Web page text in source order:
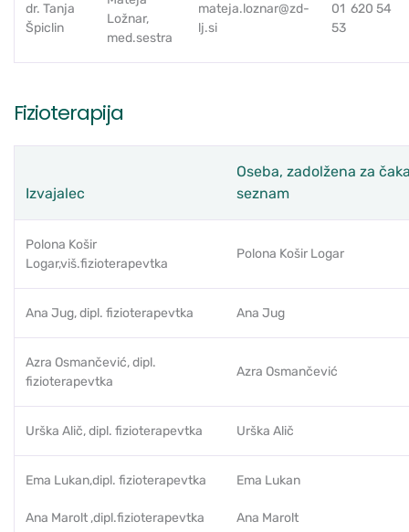
dr. Tanja
Špiclin
Ložnar,
med.sestra
mateja.loznar@zd-
lj.si
01 620 54
53
Fizioterapija
Izvajalec
Oseba, zadolžena za
seznam
Polona Košir
Logar,viš.fizioterapevtka
Polona Košir Logar
Ana Jug, dipl. fizioterapevtka Ana Jug
Azra Osmančević, dipl.
fizioterapevtka
Azra Osmančević
Urška Alič, dipl. fizioterapevtka Urška Alič
Ema Lukan,dipl. fizioterapevtka
Ana Marolt ,dipl.fizioterapevtka
Ema Lukan
Ana Marolt